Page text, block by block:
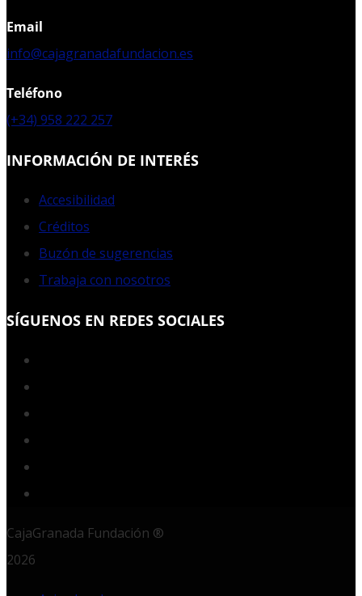
Email
info@cajagranadafundacion.es
Teléfono
(+34) 958 222 257
INFORMACIÓN DE INTERÉS
Accesibilidad
Créditos
Buzón de sugerencias
Trabaja con nosotros
SÍGUENOS EN REDES SOCIALES
CajaGranada Fundación ®
2026